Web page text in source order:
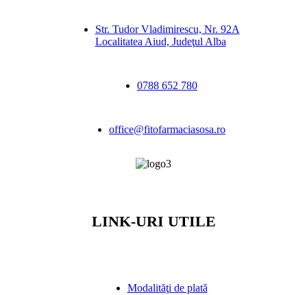
Str. Tudor Vladimirescu, Nr. 92A
Localitatea Aiud, Judeţul Alba
0788 652 780
office@fitofarmaciasosa.ro
LINK-URI UTILE
Modalităţi de plată